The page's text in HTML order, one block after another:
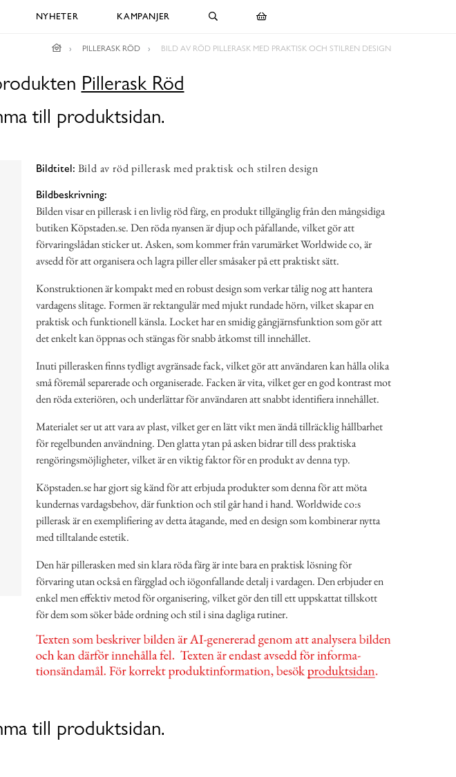
NYHETER KAMPANJER
PILLERASK RÖD BILD AV RÖD PILLERASK MED PRAKTISK OCH STILREN DESIGN
Pillerask Röd
till produktsidan.
Bildtitel: Bild av röd pillerask med praktisk och stilren design
Bildbeskrivning:
Bilden visar en pillerask i en livlig röd färg, en produkt tillgänglig från den mångsidiga
butiken Köpstaden.se. Den röda nyansen är djup och påfallande, vilket gör att
förvaringslådan sticker ut. Asken, som kommer från varumärket Worldwide co, är
avsedd för att organisera och lagra piller eller småsaker på ett praktiskt sätt.
Konstruktionen är kompakt med en robust design som verkar tålig nog att hantera
vardagens slitage. Formen är rektangulär med mjukt rundade hörn, vilket skapar en
praktisk och funktionell känsla. Locket har en smidig gångjärnsfunktion som gör att
det enkelt kan öppnas och stängas för snabb åtkomst till innehållet.
Inuti pillerasken finns tydligt avgränsade fack, vilket gör att användaren kan hålla olika
små föremål separerade och organiserade. Facken är vita, vilket ger en god kontrast mot
den röda exteriören, och underlättar för användaren att snabbt identifiera innehållet.
Materialet ser ut att vara av plast, vilket ger en lätt vikt men ändå tillräcklig hållbarhet
för regelbunden användning. Den glatta ytan på asken bidrar till dess praktiska
rengöringsmöjligheter, vilket är en viktig faktor för en produkt av denna typ.
Köpstaden.se har gjort sig känd för att erbjuda produkter som denna för att möta
kundernas vardagsbehov, där funktion och stil går hand i hand. Worldwide co:s
pillerask är en exemplifiering av detta åtagande, med en design som kombinerar nytta
med tilltalande estetik.
Den här pillerasken med sin klara röda färg är inte bara en praktisk lösning för
förvaring utan också en färgglad och iögonfallande detalj i vardagen. Den erbjuder en
enkel men effektiv metod för organisering, vilket gör den till ett uppskattat tillskott
för dem som söker både ordning och stil i sina dagliga rutiner.
till produktsidan.